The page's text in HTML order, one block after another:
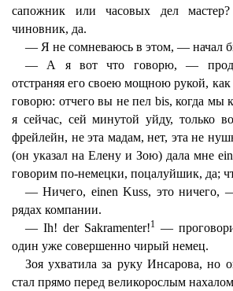
сапожник или часовых дел
чиновник, да.
— Я не сомневаюсь в этом, — начал
— А я вот что говорю, —
отстраняя его своею мощною рукой,
говорю: отчего вы не пел bis, когда мы
я сейчас, сей минутой уйду, только
фрейлейн, не эта мадам, нет, эта не
(он указал на Елену и Зою) дала мне
говорим по-немецки, поцалуйшик, да;
— Ничего, einen Kuss, это ничего, —
рядах компании.
— Ih! der Sakramenter!1—
один уже совершенно чирый немец.
Зоя ухватила за руку Инсарова, но
стал прямо перед великорослым